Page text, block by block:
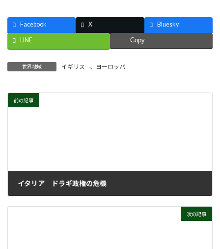
Facebook X Bluesky
LINE Copy
世界地域 イギリス 、 ヨーロッパ
前の記事
イタリア ドラギ政権の危機
次の記事